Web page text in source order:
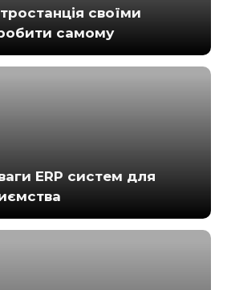
своїми
самому
ERP систем для